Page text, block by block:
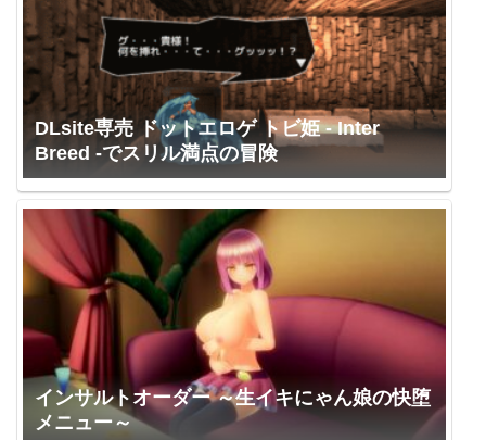
DLsite専売 ドットエロゲ トビ姫 - Inter
Breed -でスリル満点の冒険
インサルトオーダー ～生イキにゃん娘の快堕
メニュー～